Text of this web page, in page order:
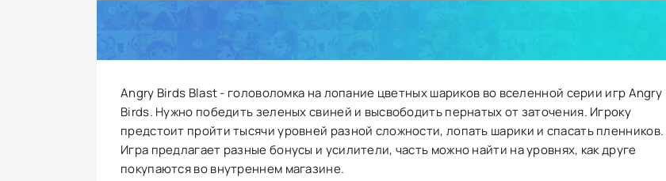
Angry Birds Blast - головоломка на лопание цветных шариков во вселенной серии игр Angry
Birds. Нужно победить зеленых свиней и высвободить пернатых от заточения. Игроку
предстоит пройти тысячи уровней разной сложности, лопать шарики и спасать пленников.
Игра предлагает разные бонусы и усилители, часть можно найти на уровнях, как друге
покупаются во внутреннем магазине.